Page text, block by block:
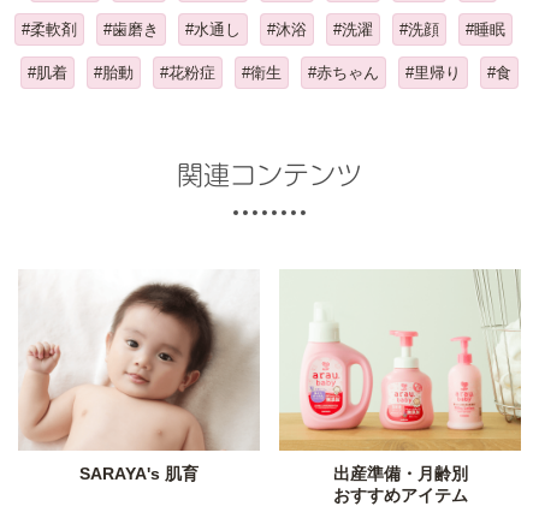
#柔軟剤 #歯磨き #水通し #沐浴 #洗濯 #洗顔 #睡眠
#肌着 #胎動 #花粉症 #衛生 #赤ちゃん #里帰り #食
関連コンテンツ
SARAYA's 肌育
出産準備・月齢別
おすすめアイテム